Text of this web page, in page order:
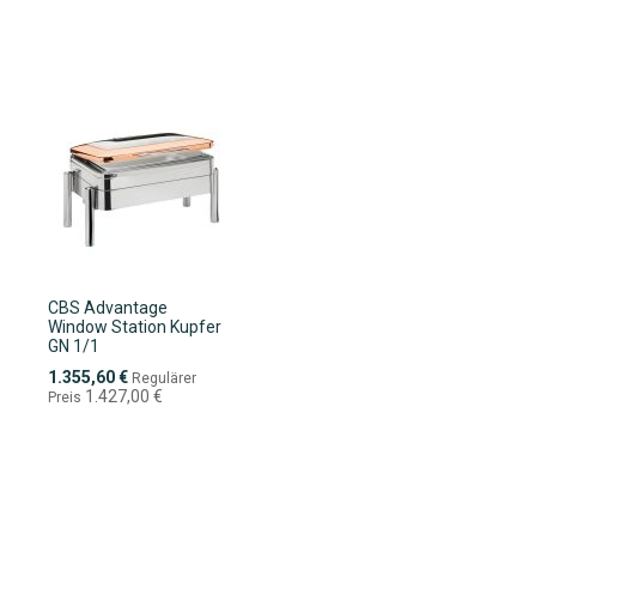
CBS Advantage
Window Station Kupfer
GN 1/1
Sonderpreis
1.355,60 € Regulärer
Preis 1.427,00 €